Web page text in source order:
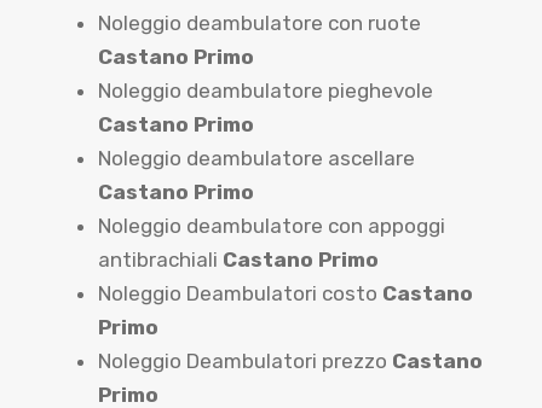
Noleggio deambulatore con ruote
Castano Primo
Noleggio deambulatore pieghevole
Castano Primo
Noleggio deambulatore ascellare
Castano Primo
Noleggio deambulatore con appoggi
antibrachiali Castano Primo
Noleggio Deambulatori costo Castano
Primo
Noleggio Deambulatori prezzo Castano
Primo